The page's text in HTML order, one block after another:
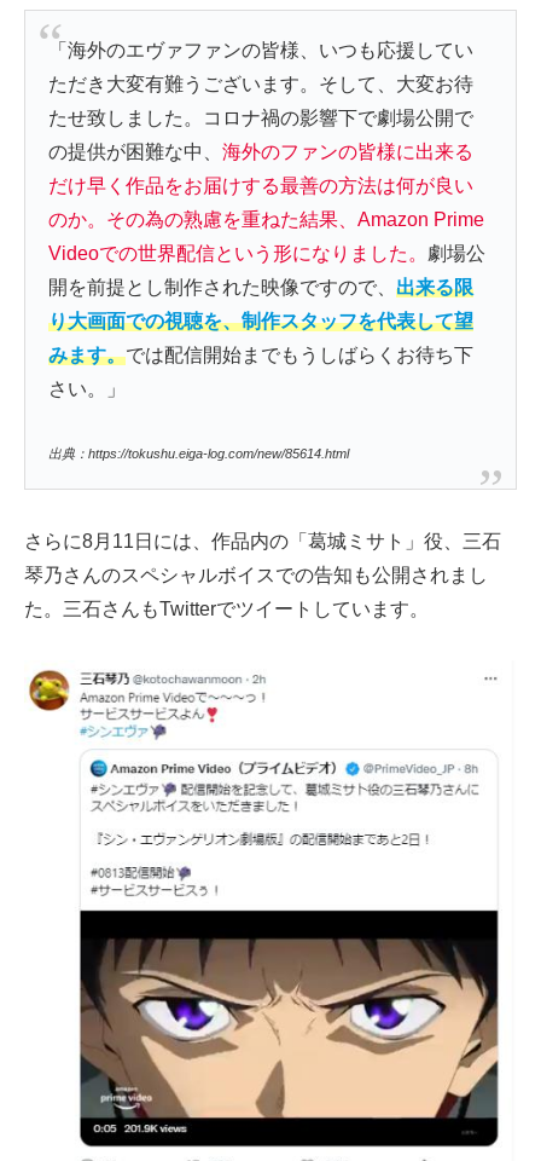
「海外のエヴァファンの皆様、いつも応援してい
ただき大変有難うございます。そして、大変お待
たせ致しました。コロナ禍の影響下で劇場公開で
の提供が困難な中、海外のファンの皆様に出来る
だけ早く作品をお届けする最善の方法は何が良い
のか。その為の熟慮を重ねた結果、Amazon Prime
Videoでの世界配信という形になりました。 劇場公
開を前提とし制作された映像ですので、出来る限
り大画面での視聴を、制作スタッフを代表して望
みます。では配信開始までもうしばらくお待ち下
さい。」
出典：https://tokushu.eiga-log.com/new/85614.html
さらに8月11日には、作品内の「葛城ミサト」役、三石
琴乃さんのスペシャルボイスでの告知も公開されまし
た。三石さんもTwitterでツイートしています。